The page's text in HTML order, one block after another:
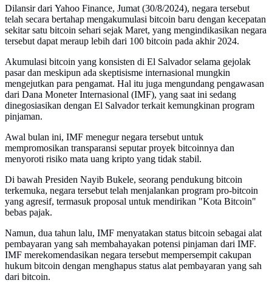
Dilansir dari Yahoo Finance, Jumat (30/8/2024), negara tersebut
telah secara bertahap mengakumulasi bitcoin baru dengan kecepatan
sekitar satu bitcoin sehari sejak Maret, yang mengindikasikan negara
tersebut dapat meraup lebih dari 100 bitcoin pada akhir 2024.
Akumulasi bitcoin yang konsisten di El Salvador selama gejolak
pasar dan meskipun ada skeptisisme internasional mungkin
mengejutkan para pengamat. Hal itu juga mengundang pengawasan
dari Dana Moneter Internasional (IMF), yang saat ini sedang
dinegosiasikan dengan El Salvador terkait kemungkinan program
pinjaman.
Awal bulan ini, IMF menegur negara tersebut untuk
mempromosikan transparansi seputar proyek bitcoinnya dan
menyoroti risiko mata uang kripto yang tidak stabil.
Di bawah Presiden Nayib Bukele, seorang pendukung bitcoin
terkemuka, negara tersebut telah menjalankan program pro-bitcoin
yang agresif, termasuk proposal untuk mendirikan "Kota Bitcoin"
bebas pajak.
Namun, dua tahun lalu, IMF menyatakan status bitcoin sebagai alat
pembayaran yang sah membahayakan potensi pinjaman dari IMF.
IMF merekomendasikan negara tersebut mempersempit cakupan
hukum bitcoin dengan menghapus status alat pembayaran yang sah
dari bitcoin.